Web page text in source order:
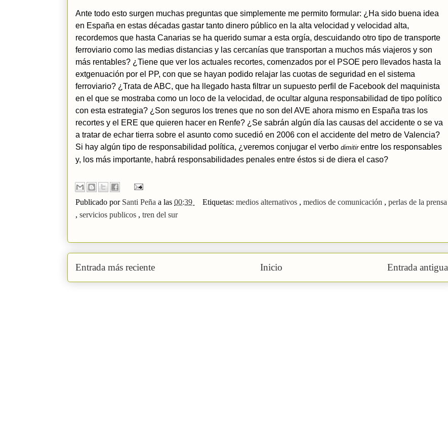
Ante todo esto surgen muchas preguntas que simplemente me permito formular: ¿Ha sido buena idea
en España en estas décadas gastar tanto dinero público en la alta velocidad y velocidad alta,
recordemos que hasta Canarias se ha querido sumar a esta orgía, descuidando otro tipo de transporte
ferroviario como las medias distancias y las cercanías que transportan a muchos más viajeros y son
más rentables? ¿Tiene que ver los actuales recortes, comenzados por el PSOE pero llevados hasta la
extgenuación por el PP, con que se hayan podido relajar las cuotas de seguridad en el sistema
ferroviario? ¿Trata de ABC, que ha llegado hasta filtrar un supuesto perfil de Facebook del maquinista
en el que se mostraba como un loco de la velocidad, de ocultar alguna responsabilidad de tipo político
con esta estrategia? ¿Son seguros los trenes que no son del AVE ahora mismo en España tras los
recortes y el ERE que quieren hacer en Renfe? ¿Se sabrán algún día las causas del accidente o se va
a tratar de echar tierra sobre el asunto como sucedió en 2006 con el accidente del metro de Valencia?
Si hay algún tipo de responsabilidad política, ¿veremos conjugar el verbo dimitirentre los responsables
y, los más importante, habrá responsabilidades penales entre éstos si de diera el caso?
Publicado por Santi Peña a las 00:39 Etiquetas: medios alternativos , medios de comunicación , perlas de la prensa
, servicios publicos , tren del sur
Entrada más reciente Entrada antigua
Inicio